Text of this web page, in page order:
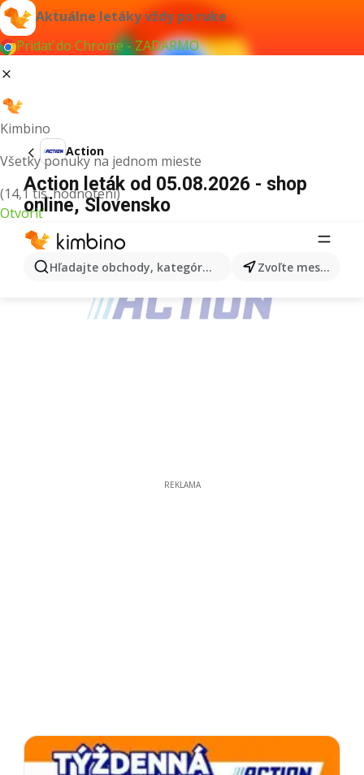
Aktuálne letáky vždy po ruke
Pridať do Chrome - ZADARMO
Kimbino
Všetky ponuky na jednom mieste
(14,1 tis. hodnotení)
Otvoriť
Hľadajte obchody, kategórie, produkty... Zvoľte mesto
Action
Action leták od 05.08.2026 - shop
online, Slovensko
REKLAMA